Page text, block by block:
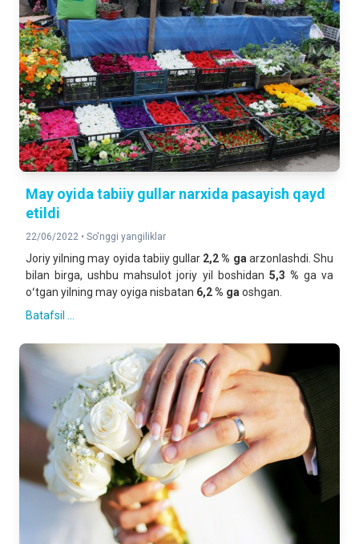
May oyida tabiiy gullar narxida pasayish qayd
etildi
22/06/2022 • So'nggi yangiliklar
Joriy yilning may oyida tabiiy gullar 2,2 % ga arzonlashdi. Shu
bilan birga, ushbu mahsulot joriy yil boshidan 5,3 % ga va
oʻtgan yilning may oyiga nisbatan 6,2 % ga oshgan.
Batafsil ...